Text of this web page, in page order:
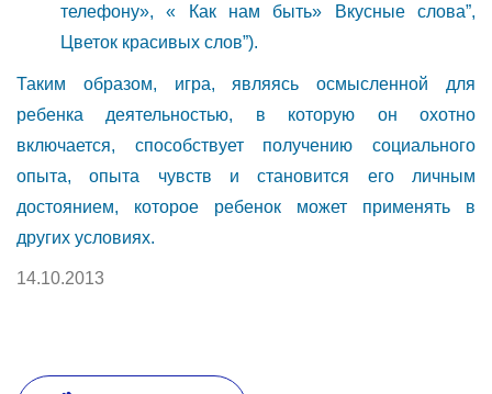
телефону», « Как нам быть» Вкусные слова”,
Цветок красивых слов”).
Таким образом, игра, являясь осмысленной для
ребенка деятельностью, в которую он охотно
включается, способствует получению социального
опыта, опыта чувств и становится его личным
достоянием, которое ребенок может применять в
других условиях.
14.10.2013